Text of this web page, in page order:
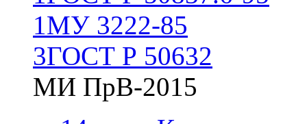
1МУ 3222-85
3ГОСТ Р 50632
МИ ПрВ-2015